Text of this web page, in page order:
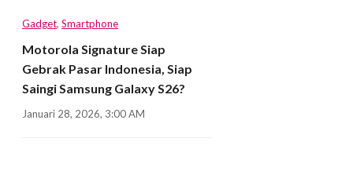
Gadget, Smartphone
Motorola Signature Siap
Gebrak Pasar Indonesia, Siap
Saingi Samsung Galaxy S26?
Januari 28, 2026, 3:00 AM